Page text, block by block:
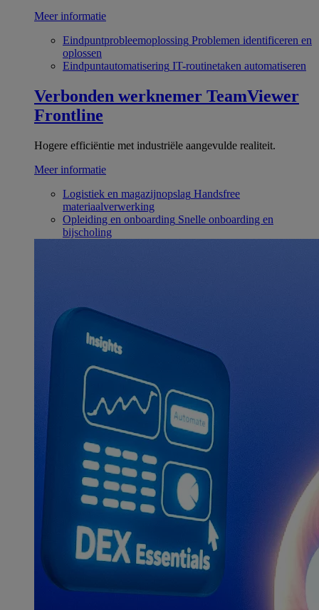
Meer informatie
Eindpuntprobleemoplossing Problemen identificeren en
oplossen
Eindpuntautomatisering IT-routinetaken automatiseren
Verbonden werknemer TeamViewer
Frontline
Hogere efficiëntie met industriële aangevulde realiteit.
Meer informatie
Logistiek en magazijnopslag Handsfree
materiaalverwerking
Opleiding en onboarding Snelle onboarding en
bijscholing